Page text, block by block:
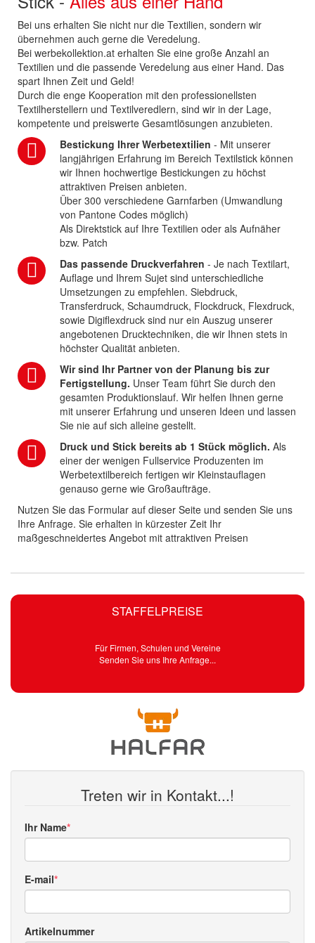
STAFFELPREISE
Für Firmen, Schulen und Vereine
Senden Sie uns Ihre Anfrage...
Treten wir in Kontakt...!
Ihr Name
E-mail
Artikelnummer
Bei uns erhalten Sie nicht nur die Textilien, sondern wir
übernehmen auch gerne die Veredelung.
Bei werbekollektion.at erhalten Sie eine große Anzahl an
Textilien und die passende Veredelung aus einer Hand. Das
spart Ihnen Zeit und Geld!
Durch die enge Kooperation mit den professionellsten
Textilherstellern und Textilveredlern, sind wir in der Lage,
kompetente und preiswerte Gesamtlösungen anzubieten.
Bestickung Ihrer Werbetextilien - Mit unserer
langjährigen Erfahrung im Bereich Textilstick können
wir Ihnen hochwertige Bestickungen zu höchst
attraktiven Preisen anbieten.
Über 300 verschiedene Garnfarben (Umwandlung
von Pantone Codes möglich)
Als Direktstick auf Ihre Textilien oder als Aufnäher
bzw. Patch
Das passende Druckverfahren - Je nach Textilart,
Auflage und Ihrem Sujet sind unterschiedliche
Umsetzungen zu empfehlen. Siebdruck,
Transferdruck, Schaumdruck, Flockdruck, Flexdruck,
sowie Digiflexdruck sind nur ein Auszug unserer
angebotenen Drucktechniken, die wir Ihnen stets in
höchster Qualität anbieten.
Wir sind Ihr Partner von der Planung bis zur
Fertigstellung. Unser Team führt Sie durch den
gesamten Produktionslauf. Wir helfen Ihnen gerne
mit unserer Erfahrung und unseren Ideen und lassen
Sie nie auf sich alleine gestellt.
Druck und Stick bereits ab 1 Stück möglich. Als
einer der wenigen Fullservice Produzenten im
Werbetextilbereich fertigen wir Kleinstauflagen
genauso gerne wie Großaufträge.
Nutzen Sie das Formular auf dieser Seite und senden Sie uns
Ihre Anfrage. Sie erhalten in kürzester Zeit Ihr
maßgeschneidertes Angebot mit attraktiven Preisen